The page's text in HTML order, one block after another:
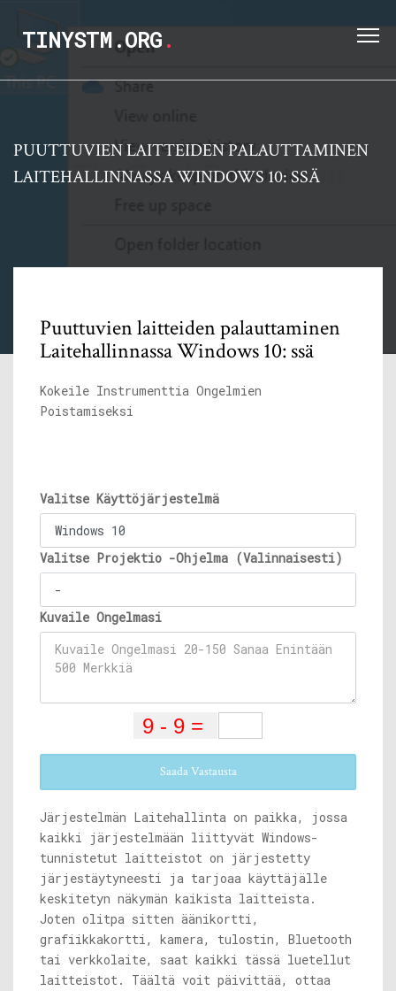
TINYSTM.ORG.
PUUTTUVIEN LAITTEIDEN PALAUTTAMINEN
LAITEHALLINNASSA WINDOWS 10: SSÄ
Puuttuvien laitteiden palauttaminen
Laitehallinnassa Windows 10: ssä
Kokeile Instrumenttia Ongelmien
Poistamiseksi
Valitse Käyttöjärjestelmä
Valitse Projektio -Ohjelma (Valinnaisesti)
Kuvaile Ongelmasi
Saada Vastausta
Järjestelmän Laitehallinta on paikka, jossa
kaikki järjestelmään liittyvät Windows-
tunnistetut laitteistot on järjestetty
järjestäytyneesti ja tarjoaa käyttäjälle
keskitetyn näkymän kaikista laitteista.
Joten olitpa sitten äänikortti,
grafiikkakortti, kamera, tulostin, Bluetooth
tai verkkolaite, saat kaikki tässä luetellut
laitteistot. Täältä voit päivittää, ottaa